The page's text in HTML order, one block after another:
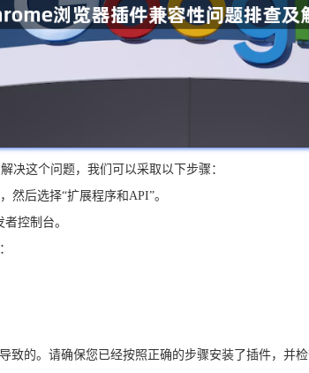
决这个问题，我们可以采取以下步骤：
然后选择“扩展程序和API”。
控制台。
的。请确保您已经按照正确的步骤安装了插件，并